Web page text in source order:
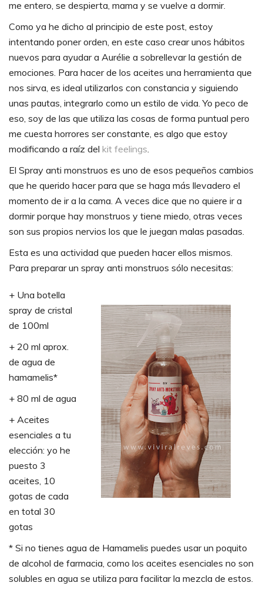
me entero, se despierta, mama y se vuelve a dormir.
Como ya he dicho al principio de este post, estoy
intentando poner orden, en este caso crear unos hábitos
nuevos para ayudar a Aurélie a sobrellevar la gestión de
emociones. Para hacer de los aceites una herramienta que
nos sirva, es ideal utilizarlos con constancia y siguiendo
unas pautas, integrarlo como un estilo de vida. Yo peco de
eso, soy de las que utiliza las cosas de forma puntual pero
me cuesta horrores ser constante, es algo que estoy
modificando a raíz del kit feelings.
El Spray anti monstruos es uno de esos pequeños cambios
que he querido hacer para que se haga más llevadero el
momento de ir a la cama. A veces dice que no quiere ir a
dormir porque hay monstruos y tiene miedo, otras veces
son sus propios nervios los que le juegan malas pasadas.
Esta es una actividad que pueden hacer ellos mismos.
Para preparar un spray anti monstruos sólo necesitas:
+ Una botella
spray de cristal
de 100ml
+ 20 ml aprox.
de agua de
hamamelis*
+ 80 ml de agua
+ Aceites
esenciales a tu
elección: yo he
puesto 3
aceites, 10
gotas de cada
en total 30
gotas
* Si no tienes agua de Hamamelis puedes usar un poquito
de alcohol de farmacia, como los aceites esenciales no son
solubles en agua se utiliza para facilitar la mezcla de estos.